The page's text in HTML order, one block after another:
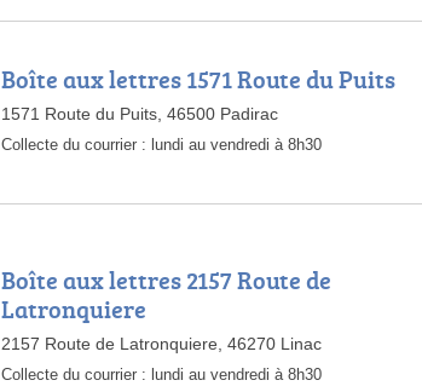
Boîte aux lettres 1571 Route du Puits
1571 Route du Puits, 46500 Padirac
Collecte du courrier : lundi au vendredi à 8h30
Boîte aux lettres 2157 Route de
Latronquiere
2157 Route de Latronquiere, 46270 Linac
Collecte du courrier : lundi au vendredi à 8h30